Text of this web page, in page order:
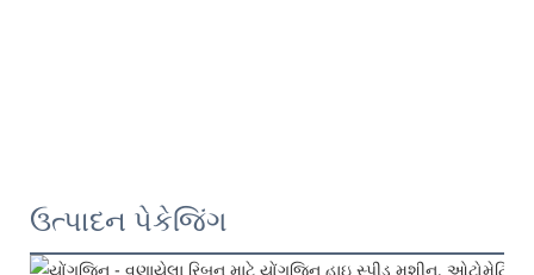
ઉત્પાદન પેકેજિંગ